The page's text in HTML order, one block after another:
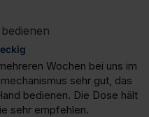
Wochen bei uns im
sehr gut, das
bedienen. Die Dose hält
sehr empfehlen.